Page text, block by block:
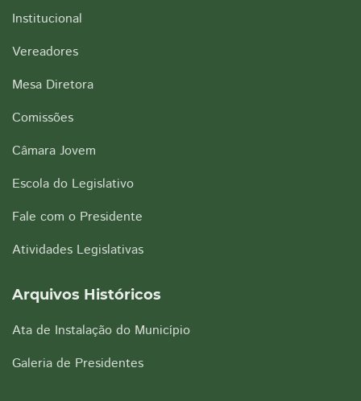
Institucional
Vereadores
Mesa Diretora
Comissões
Câmara Jovem
Escola do Legislativo
Fale com o Presidente
Atividades Legislativas
Arquivos Históricos
Ata de Instalação do Município
Galeria de Presidentes